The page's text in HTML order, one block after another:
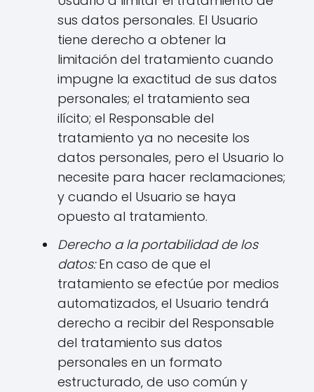
sus datos personales. El Usuario
tiene derecho a obtener la
limitación del tratamiento cuando
impugne la exactitud de sus datos
personales; el tratamiento sea
ilícito; el Responsable del
tratamiento ya no necesite los
datos personales, pero el Usuario lo
necesite para hacer reclamaciones;
y cuando el Usuario se haya
opuesto al tratamiento.
Derecho a la portabilidad de los
datos:En caso de que el
tratamiento se efectúe por medios
automatizados, el Usuario tendrá
derecho a recibir del Responsable
del tratamiento sus datos
personales en un formato
estructurado, de uso común y